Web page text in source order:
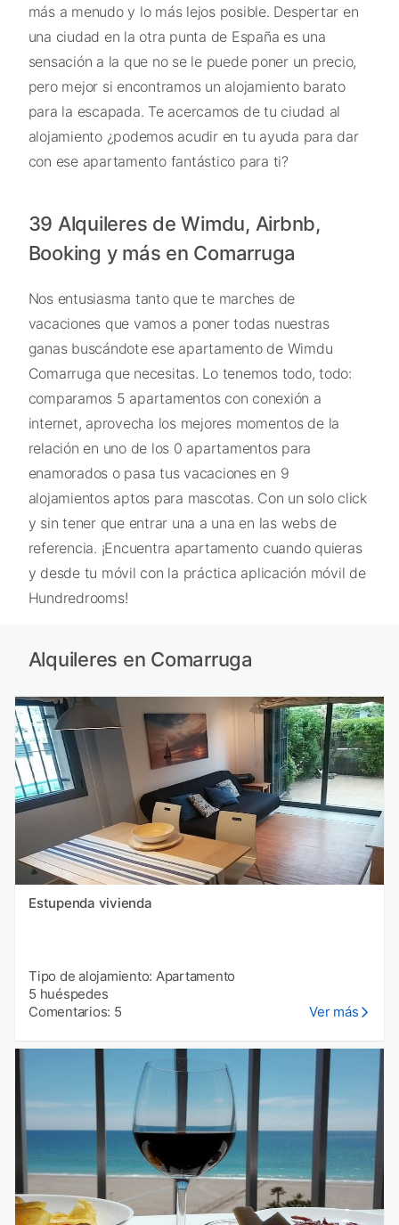
más a menudo y lo más lejos posible. Despertar en
una ciudad en la otra punta de España es una
sensación a la que no se le puede poner un precio,
pero mejor si encontramos un alojamiento barato
para la escapada. Te acercamos de tu ciudad al
alojamiento ¿podemos acudir en tu ayuda para dar
con ese apartamento fantástico para ti?
39 Alquileres de Wimdu, Airbnb,
Booking y más en Comarruga
Nos entusiasma tanto que te marches de
vacaciones que vamos a poner todas nuestras
ganas buscándote ese apartamento de Wimdu
Comarruga que necesitas. Lo tenemos todo, todo:
comparamos 5 apartamentos con conexión a
internet, aprovecha los mejores momentos de la
relación en uno de los 0 apartamentos para
enamorados o pasa tus vacaciones en 9
alojamientos aptos para mascotas. Con un solo click
y sin tener que entrar una a una en las webs de
referencia. ¡Encuentra apartamento cuando quieras
y desde tu móvil con la práctica aplicación móvil de
Hundredrooms!
Alquileres en Comarruga
Estupenda vivienda
Tipo de alojamiento: Apartamento
5 huéspedes
Comentarios: 5
Ver más